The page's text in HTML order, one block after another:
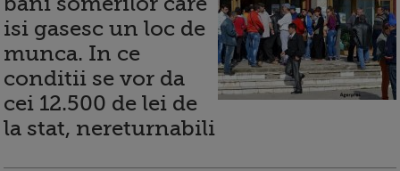
isi gasesc un loc de
munca. In ce
conditii se vor da
cei 12.500 de lei de
la stat, nereturnabili